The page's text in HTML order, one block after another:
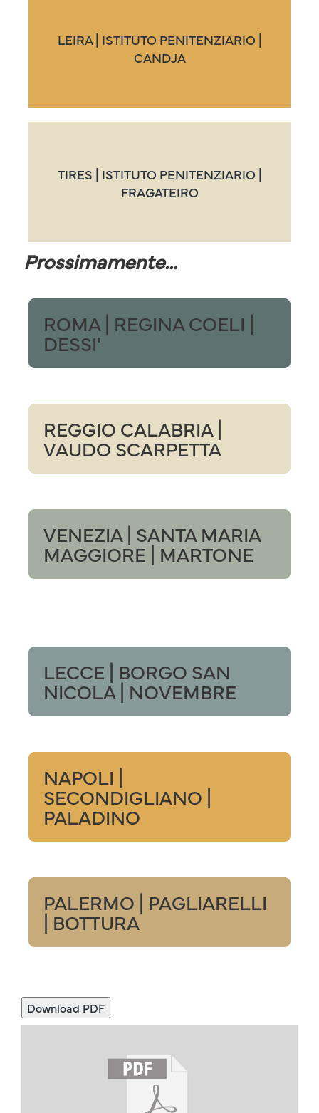
LEIRA | ISTITUTO PENITENZIARIO |
CANDJA
TIRES | ISTITUTO PENITENZIARIO |
FRAGATEIRO
Prossimamente...
ROMA | REGINA COELI |
DESSI'
REGGIO CALABRIA |
VAUDO SCARPETTA
VENEZIA | SANTA MARIA
MAGGIORE | MARTONE
LECCE | BORGO SAN
NICOLA | NOVEMBRE
NAPOLI |
SECONDIGLIANO |
PALADINO
PALERMO | PAGLIARELLI
| BOTTURA
Download PDF